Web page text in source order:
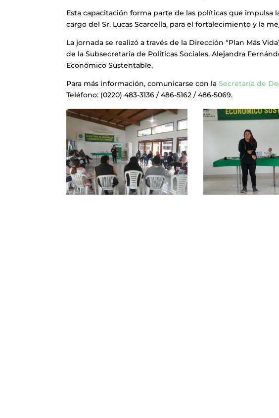
Esta capacitación forma parte de las políticas que impulsa
cargo del Sr. Lucas Scarcella, para el fortalecimiento y la
La jornada se realizó a través de la Dirección “Plan Más
de la Subsecretaria de Políticas Sociales, Alejandra
Económico Sustentable.
Para más información, comunicarse con laSecretaría de
Teléfono: (0220) 483-3136 / 486-5162 / 486-5069.